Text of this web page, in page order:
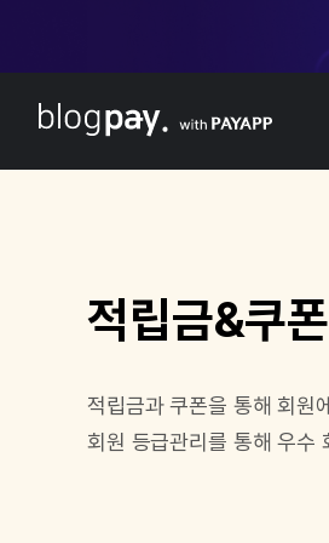
적립금&쿠폰
적립금과 쿠폰을 통해 회원
회원 등급관리를 통해 우수